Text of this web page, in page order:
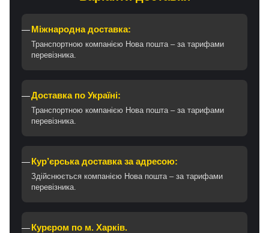
Міжнародна доставка:
Транспортною компанією Нова пошта – за тарифами
перевізника.
Доставка по Україні:
Транспортною компанією Нова пошта – за тарифами
перевізника.
Кур’єрська доставка за адресою:
Здійснюється компанією Нова пошта – за тарифами
перевізника.
Курєром по м. Харків.